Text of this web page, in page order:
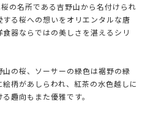
桜の名所である吉野山から名付けられ
る桜への想いをオリエンタルな唐
器ならではの美しさを湛えるシリ
の桜、ソーサーの緑色は裾野の緑
柄があしらわれ、紅茶の水色越しに
趣向もまた優雅です。